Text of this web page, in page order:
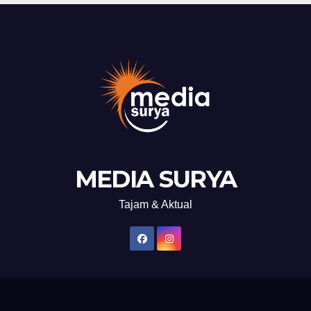
MEDIA SURYA
Tajam & Aktual